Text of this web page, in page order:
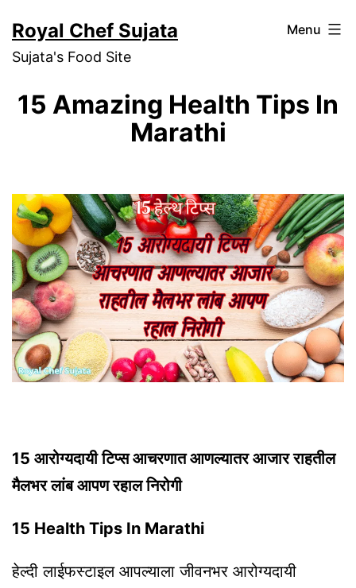
to
content
Royal Chef Sujata
Sujata's Food Site
Menu
15 Amazing Health Tips In
Marathi
15 आरोग्यदायी टिप्स आचरणात आणल्यातर आजार राहतील
मैलभर लांब आपण रहाल निरोगी
15 Health Tips In Marathi
हेल्दी लाईफस्टाइल आपल्याला जीवनभर आरोग्यदायी